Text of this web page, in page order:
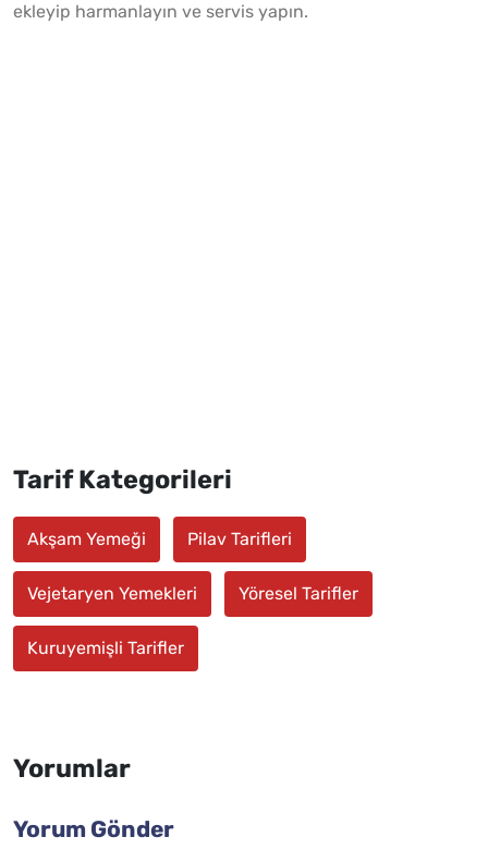
ekleyip harmanlayın ve servis yapın.
Tarif Kategorileri
Akşam Yemeği Pilav Tarifleri
Vejetaryen Yemekleri Yöresel Tarifler
Kuruyemişli Tarifler
Yorumlar
Yorum Gönder